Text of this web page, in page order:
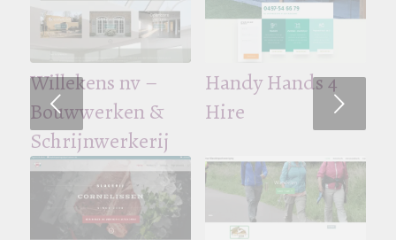
CJ Projects City-Rent
Willekens nv –
Bouwwerken &
Schrijnwerkerij
Handy Hands 4
Hire
Volgende